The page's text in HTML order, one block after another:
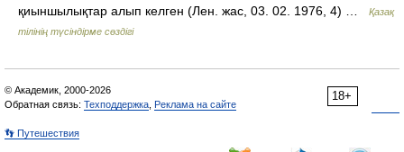
қиыншылықтар алып келген (Лен. жас, 03. 02. 1976, 4) …
Қазақ
тілінің түсіндірме сөздігі
18+
© Академик, 2000-2026
Обратная связь: Техподдержка Реклама на сайте
👣 Путешествия